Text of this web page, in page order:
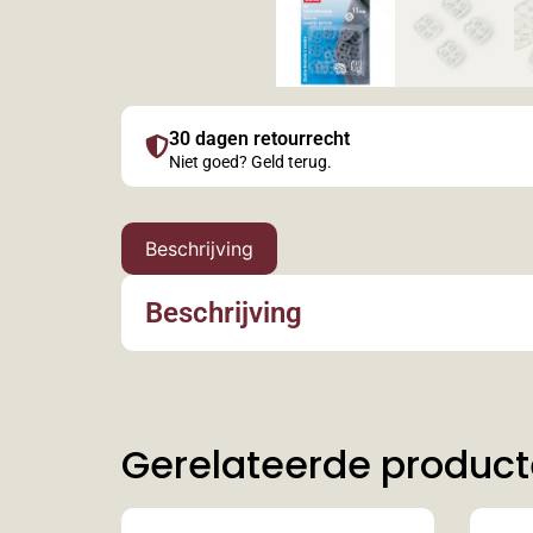
30 dagen retourrecht
Niet goed? Geld terug.
Beschrijving
Beschrijving
Gerelateerde